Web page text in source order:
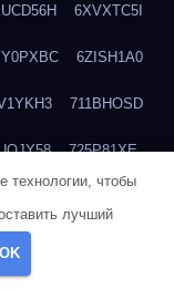
6XVXTC5I
6ZISH1A0
711BHOSD
725P81XE
технологии, чтобы
лучший
OK